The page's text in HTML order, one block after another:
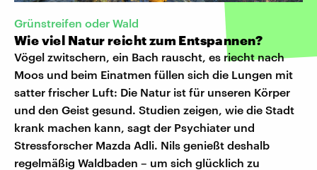
Grünstreifen oder Wald
Wie viel Natur reicht zum Entspannen?
Vögel zwitschern, ein Bach rauscht, es riecht nach
Moos und beim Einatmen füllen sich die Lungen mit
satter frischer Luft: Die Natur ist für unseren Körper
und den Geist gesund. Studien zeigen, wie die Stadt
krank machen kann, sagt der Psychiater und
Stressforscher Mazda Adli. Nils genießt deshalb
regelmäßig Waldbaden – um sich glücklich zu